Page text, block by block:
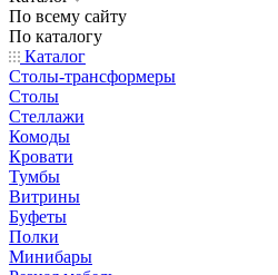
По всему сайту
По каталогу
Каталог
Столы-трансформеры
Столы
Стеллажи
Комоды
Кровати
Тумбы
Витрины
Буфеты
Полки
Минибары